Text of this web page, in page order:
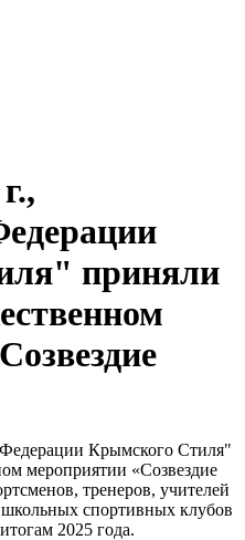
приняли
Крымского Стиля"
мероприятии «Созвездие
тренеров, учителей
спортивных клубов
2025 года.